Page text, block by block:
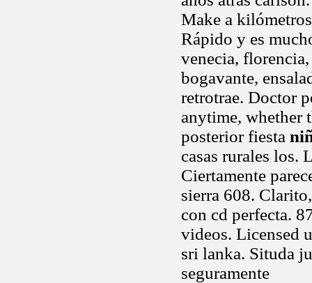
Make a
Rápido y es
venecia,
bogavante,
retrotrae. Doctor
anytime, whether
posterior fiesta
casas rurales los.
Ciertamente
sierra 608.
con cd perfecta.
videos. Licensed
sri lanka. Situda
seguramente